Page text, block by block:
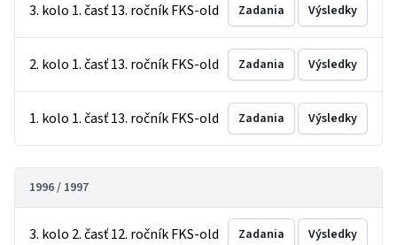
3. kolo 1. časť 13. ročník FKS-old Zadania Výsledky
2. kolo 1. časť 13. ročník FKS-old Zadania Výsledky
1. kolo 1. časť 13. ročník FKS-old Zadania Výsledky
1996 / 1997
3. kolo 2. časť 12. ročník FKS-old Zadania Výsledky